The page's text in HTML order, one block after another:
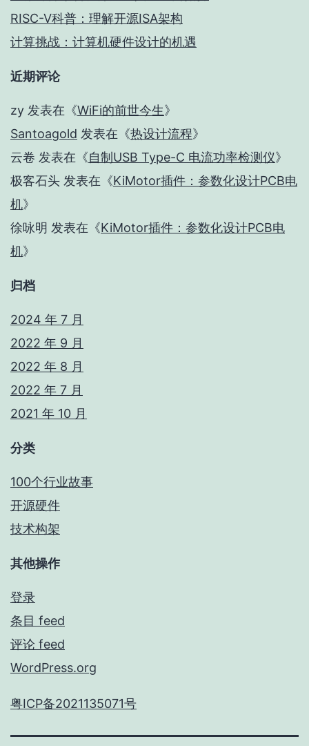
RISC-V科普：理解开源ISA架构
计算挑战：计算机硬件设计的机遇
近期评论
zy 发表在《WiFi的前世今生》
Santoagold 发表在《热设计流程》
云卷 发表在《自制USB Type-C 电流功率检测仪》
极客石头 发表在《KiMotor插件：参数化设计PCB电
机》
徐咏明 发表在《KiMotor插件：参数化设计PCB电
机》
归档
2024 年 7 月
2022 年 9 月
2022 年 8 月
2022 年 7 月
2021 年 10 月
分类
100个行业故事
开源硬件
技术构架
其他操作
登录
条目 feed
评论 feed
WordPress.org
粤ICP备2021135071号